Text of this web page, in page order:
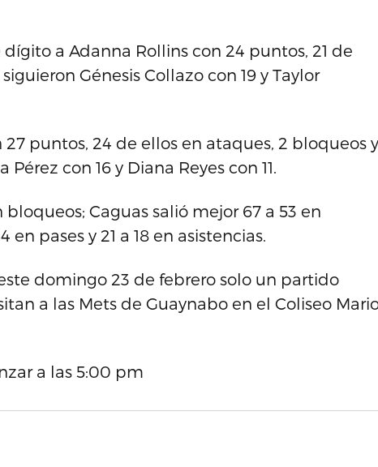
a Adanna Rollins con 24 puntos, 21 de
Génesis Collazo con 19 y Taylor
27 puntos, 24 de ellos en ataques, 2 bloqueos y
con 16 y Diana Reyes con 11.
Caguas salió mejor 67 a 53 en
pases y 21 a 18 en asistencias.
domingo 23 de febrero solo un partido
a las Mets de Guaynabo en el Coliseo
a las 5:00 pm